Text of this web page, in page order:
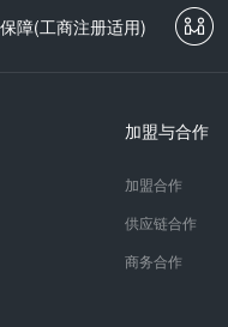
障(工商注册适用)
加盟与合作
加盟合作
供应链合作
商务合作